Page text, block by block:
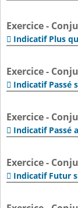
Exercice -
 Indicatif Plus
Exercice -
 Indicatif Passé
Exercice -
 Indicatif Passé
Exercice -
 Indicatif Futur